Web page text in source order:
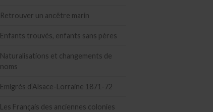
Retrouver un ancêtre marin
Enfants trouvés, enfants sans pères
Naturalisations et changements de
noms
Emigrés d’Alsace-Lorraine 1871-72
Les Français des anciennes colonies